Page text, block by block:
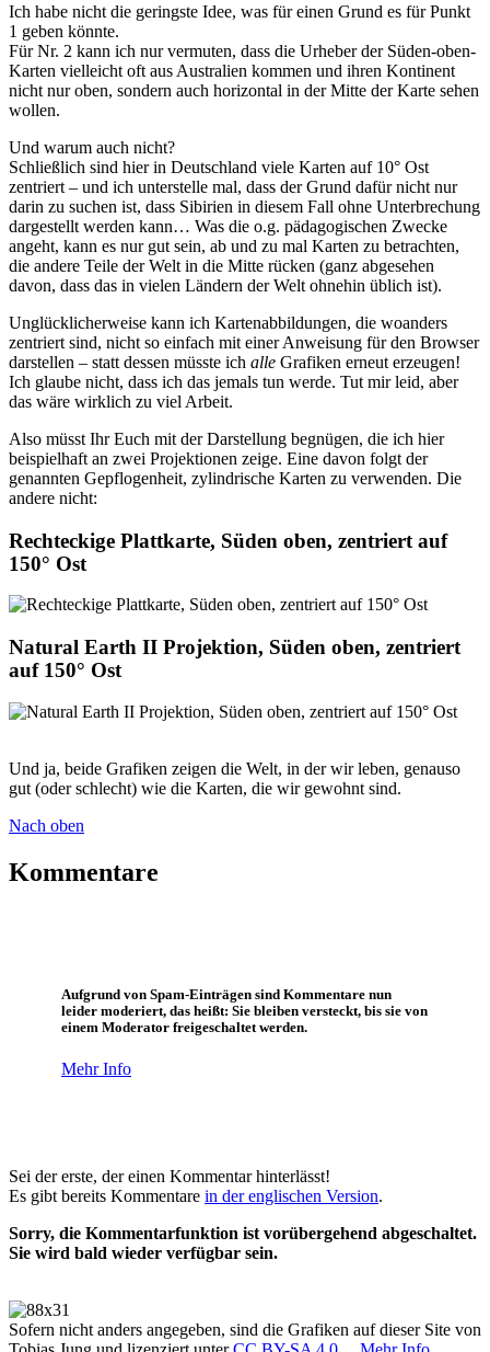
Ich habe nicht die geringste Idee, was für einen Grund es für Punkt
1 geben könnte.
Für Nr. 2 kann ich nur vermuten, dass die Urheber der Süden-oben-
Karten vielleicht oft aus Australien kommen und ihren Kontinent
nicht nur oben, sondern auch horizontal in der Mitte der Karte sehen
wollen.
Und warum auch nicht?
Schließlich sind hier in Deutschland viele Karten auf 10° Ost
zentriert – und ich unterstelle mal, dass der Grund dafür nicht nur
darin zu suchen ist, dass Sibirien in diesem Fall ohne Unterbrechung
dargestellt werden kann… Was die o.g. pädagogischen Zwecke
angeht, kann es nur gut sein, ab und zu mal Karten zu betrachten,
die andere Teile der Welt in die Mitte rücken (ganz abgesehen
davon, dass das in vielen Ländern der Welt ohnehin üblich ist).
Unglücklicherweise kann ich Kartenabbildungen, die woanders
zentriert sind, nicht so einfach mit einer Anweisung für den Browser
darstellen – statt dessen müsste ich alle Grafiken erneut erzeugen!
Ich glaube nicht, dass ich das jemals tun werde. Tut mir leid, aber
das wäre wirklich zu viel Arbeit.
Also müsst Ihr Euch mit der Darstellung begnügen, die ich hier
beispielhaft an zwei Projektionen zeige. Eine davon folgt der
genannten Gepflogenheit, zylindrische Karten zu verwenden. Die
andere nicht:
Rechteckige Plattkarte, Süden oben, zentriert auf
150° Ost
Natural Earth II Projektion, Süden oben, zentriert
auf 150° Ost
Und ja, beide Grafiken zeigen die Welt, in der wir leben, genauso
gut (oder schlecht) wie die Karten, die wir gewohnt sind.
Nach oben
Kommentare
Aufgrund von Spam-Einträgen sind Kommentare nun
leider moderiert, das heißt: Sie bleiben versteckt, bis sie von
einem Moderator freigeschaltet werden.
Mehr Info
Sei der erste, der einen Kommentar hinterlässt!
Es gibt bereits Kommentare in der englischen Version.
Sorry, die Kommentarfunktion ist vorübergehend abgeschaltet.
Sie wird bald wieder verfügbar sein.
Sofern nicht anders angegeben, sind die Grafiken auf dieser Site von